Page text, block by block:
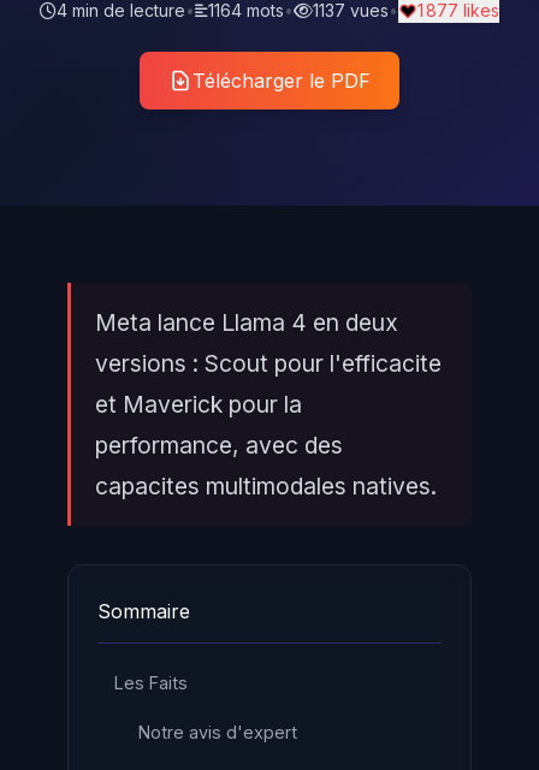
4 min de lecture• 1164 mots• 1137 vues• 1 877 likes
Télécharger le PDF
Meta lance Llama 4 en deux
versions : Scout pour l'efficacite
et Maverick pour la
performance, avec des
capacites multimodales natives.
Sommaire
Les Faits
Notre avis d'expert